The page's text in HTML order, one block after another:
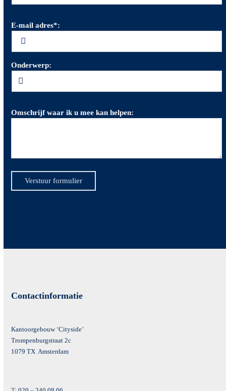
E-mail adres*:
Onderwerp:
Omschrijf waar ik u mee kan helpen:
Verstuur formulier
Contactinformatie
Kantoorgebouw ‘Cityside’
Trompenburgstraat 2c
1079 TX Amsterdam